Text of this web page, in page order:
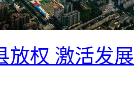
放权 激活发